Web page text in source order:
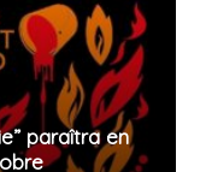
paraîtra en